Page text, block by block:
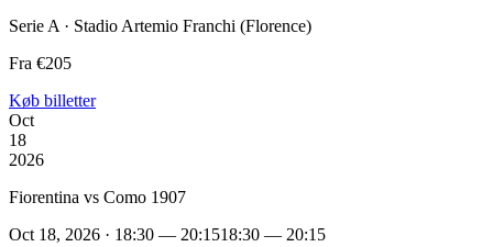
Serie A · Stadio Artemio Franchi (Florence)
Fra €205
Køb billetter
Oct
18
2026
Fiorentina vs Como 1907
Oct 18, 2026 · 18:30 — 20:1518:30 — 20:15